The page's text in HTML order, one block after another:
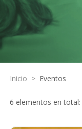
Inicio > Eventos
6 elementos en total: